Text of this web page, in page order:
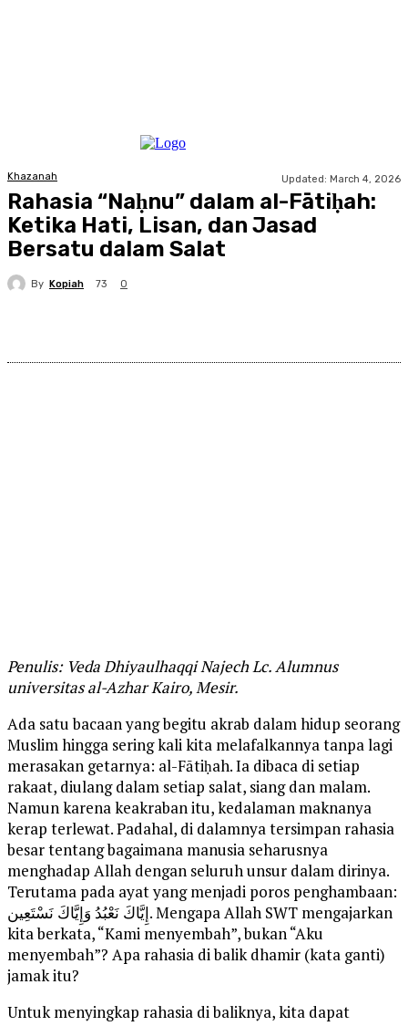
Khazanah Updated: March 4, 2026
Rahasia “Naḥnu” dalam al-Fātiḥah:
Ketika Hati, Lisan, dan Jasad
Bersatu dalam Salat
By Kopiah 73 0
Penulis: Veda Dhiyaulhaqqi Najech Lc. Alumnus
universitas al-Azhar Kairo, Mesir.
Ada satu bacaan yang begitu akrab dalam hidup seorang
Muslim hingga sering kali kita melafalkannya tanpa lagi
merasakan getarnya: al-Fātiḥah. Ia dibaca di setiap
rakaat, diulang dalam setiap salat, siang dan malam.
Namun karena keakraban itu, kedalaman maknanya
kerap terlewat. Padahal, di dalamnya tersimpan rahasia
besar tentang bagaimana manusia seharusnya
menghadap Allah dengan seluruh unsur dalam dirinya.
Terutama pada ayat yang menjadi poros penghambaan:
إِيَّاكَ نَعْبُدُ وَإِيَّاكَ نَسْتَعِين. Mengapa Allah SWT mengajarkan
kita berkata, “Kami menyembah”, bukan “Aku
menyembah”? Apa rahasia di balik dhamir (kata ganti)
jamak itu?
Untuk menyingkap rahasia di baliknya, kita dapat